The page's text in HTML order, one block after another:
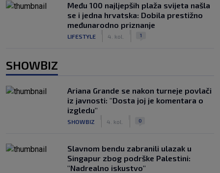
Među 100 najljepših plaža svijeta našla
se i jedna hrvatska: Dobila prestižno
međunarodno priznanje
LIFESTYLE 4. kol. 1
SHOWBIZ
Ariana Grande se nakon turneje povlači
iz javnosti: "Dosta joj je komentara o
izgledu"
SHOWBIZ 4. kol. 0
Slavnom bendu zabranili ulazak u
Singapur zbog podrške Palestini:
"Nadrealno iskustvo"